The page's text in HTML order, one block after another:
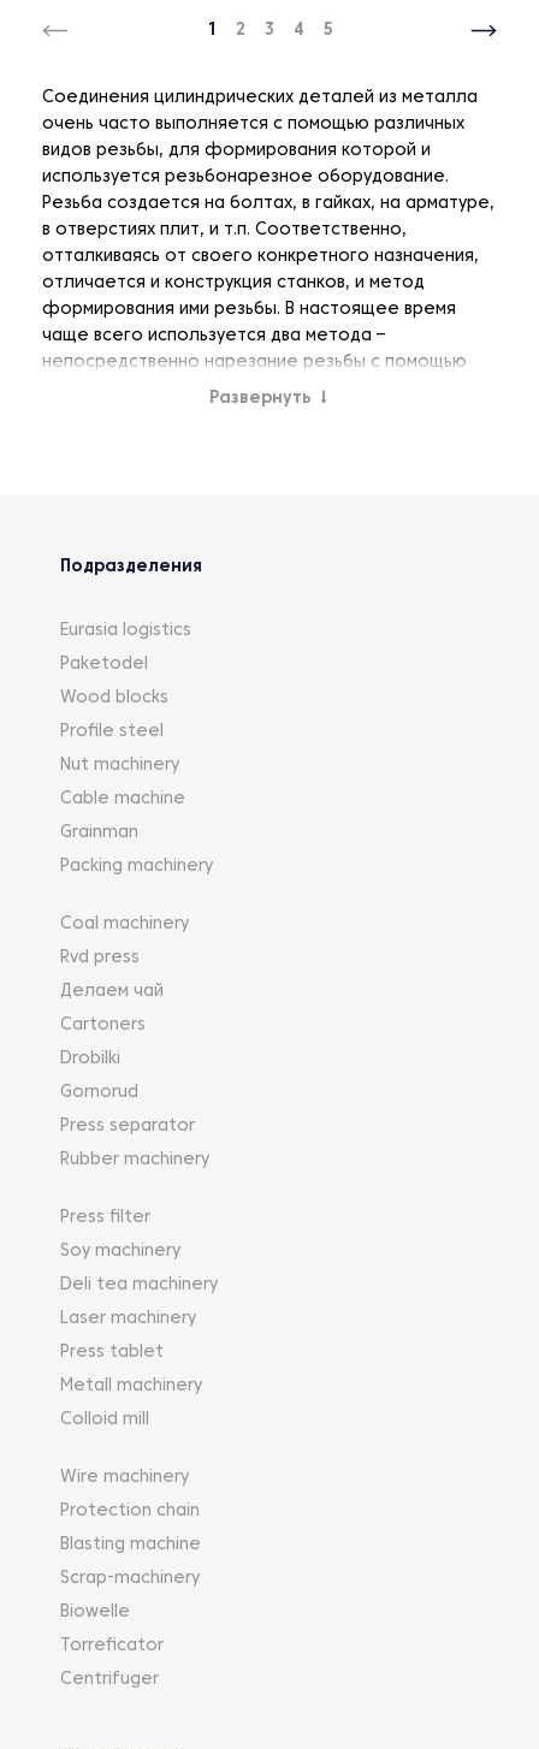
1 2 3 4 5
Соединения цилиндрических деталей из металла
очень часто выполняется с помощью различных
видов резьбы, для формирования которой и
используется резьбонарезное оборудование.
Резьба создается на болтах, в гайках, на арматуре,
в отверстиях плит, и т.п. Соответственно,
отталкиваясь от своего конкретного назначения,
отличается и конструкция станков, и метод
формирования ими резьбы. В настоящее время
чаще всего используется два метода –
непосредственно нарезание резьбы с помощью
сменных резцов или плашек, а также метод
Развернуть ↓
Подразделения
Eurasia logistics
Paketodel
Wood blocks
Profile steel
Nut machinery
Cable machine
Grainman
Packing machinery
Coal machinery
Rvd press
Делаем чай
Cartoners
Drobilki
Gornorud
Press separator
Rubber machinery
Press filter
Soy machinery
Deli tea machinery
Laser machinery
Press tablet
Metall machinery
Colloid mill
Wire machinery
Protection chain
Blasting machine
Scrap-machinery
Biowelle
Torreficator
Centrifuger